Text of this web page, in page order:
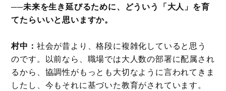
──未来を生き延びるために、どういう「大人」を育
てたらいいと思いますか。
村中： 社会が昔より、格段に複雑化していると思う
のです。以前なら、職場では大人数の部署に配属され
るから、協調性がもっとも大切なように言われてきま
したし、今もそれに基づいた教育がされています。